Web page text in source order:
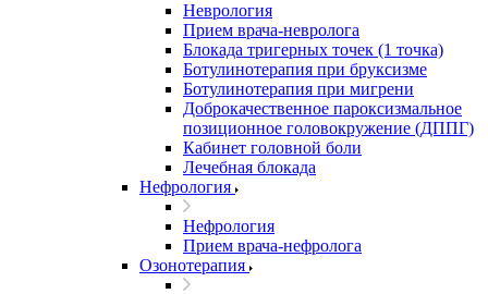
Неврология
Прием врача-невролога
Блокада тригерных точек (1 точка)
Ботулинотерапия при бруксизме
Ботулинотерапия при мигрени
Доброкачественное пароксизмальное
позиционное головокружение (ДППГ)
Кабинет головной боли
Лечебная блокада
Нефрология
Нефрология
Прием врача-нефролога
Озонотерапия